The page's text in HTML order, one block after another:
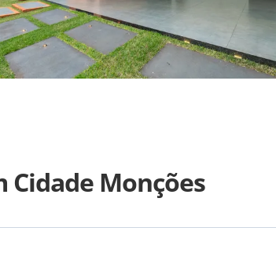
Cidade Monções